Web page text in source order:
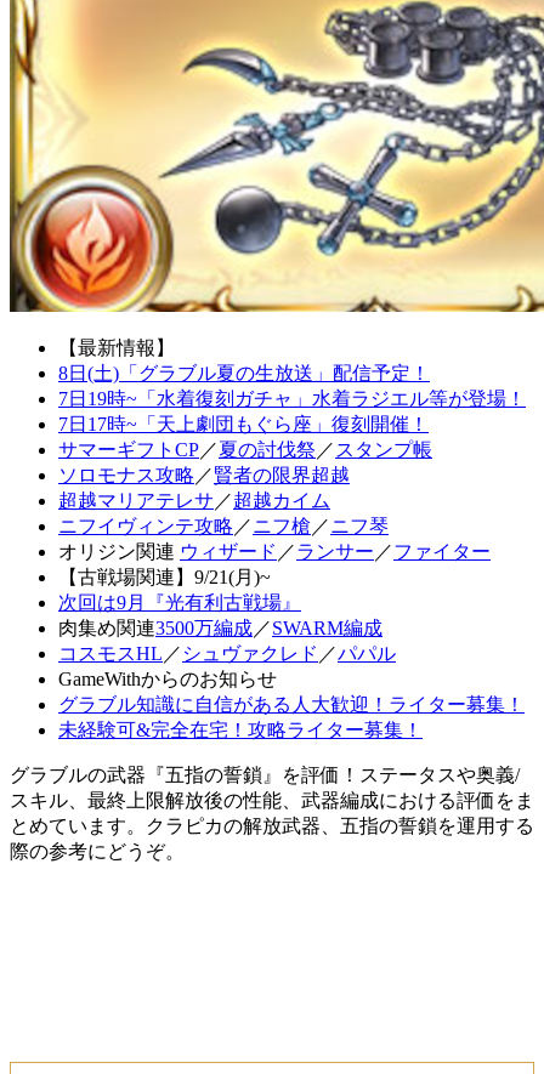
【最新情報】
8日(土)「グラブル夏の生放送」配信予定！
7日19時~「水着復刻ガチャ」水着ラジエル等が登場！
7日17時~「天上劇団もぐら座」復刻開催！
サマーギフトCP／夏の討伐祭 ／ スタンプ帳
ソロモナス攻略 ／賢者の限界超越
超越マリアテレサ ／超越カイム
ニフイヴィンテ攻略 ／ニフ槍 ／ニフ琴
オリジン関連 ウィザード ／ランサー ／ファイター
【古戦場関連】9/21(月)~
次回は9月『光有利古戦場』
肉集め関連3500万編成／SWARM編成
コスモスHL ／ シュヴァクレド ／パパル
GameWithからのお知らせ
グラブル知識に自信がある人大歓迎！ライター募集！
未経験可&完全在宅！攻略ライター募集！
グラブルの武器『五指の誓鎖』を評価！ステータスや奥義/
スキル、最終上限解放後の性能、武器編成における評価をま
とめています。クラピカの解放武器、五指の誓鎖を運用する
際の参考にどうぞ。